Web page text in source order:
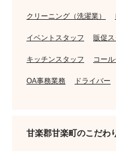
クリーニング（洗濯業）
イベントスタッフ 販促
キッチンスタッフ コー
OA事務業務 ドライバー
甘楽郡甘楽町のこだわ